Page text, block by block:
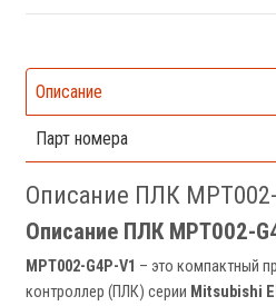
Описание
Парт номера
Описание ПЛК
Описание ПЛК MPT002-
MPT002-G4P-V1 – это компактный
контроллер (ПЛК) серии Mitsubishi